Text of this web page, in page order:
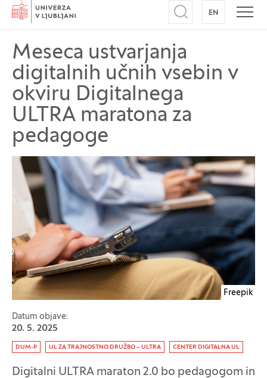
Domov
Odpri iskalnik
EN NA
Meseca ustvarjanja
digitalnih učnih vsebin v
okviru Digitalnega
ULTRA maratona za
pedagoge
Freepik
Datum objave:
20. 5. 2025
Oznaka:
DUM-P UL ZA TRAJNOSTNO DRUŽBO – ULTRA CENTER DIGITALNA UL
Digitalni ULTRA maraton 2.0 bo pedagogom in